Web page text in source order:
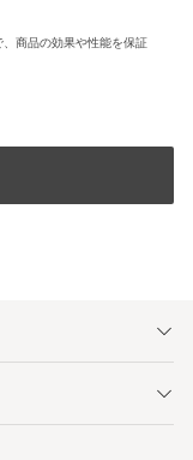
商品の効果や性能を保証